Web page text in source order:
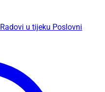
Radovi u tijeku Poslovni